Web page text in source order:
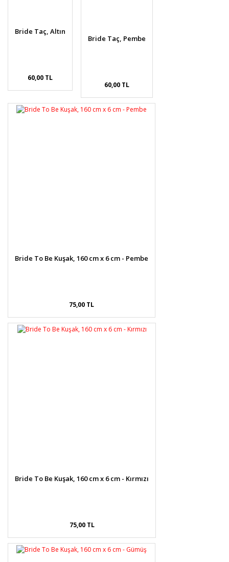
Ürün fiyatı diğer sitelerden daha pahalı.
Bride Taç, Altın
60,00 TL
Bride Taç, Pembe
60,00 TL
Bride To Be Kuşak, 160 cm x 6 cm - Pembe
75,00 TL
Bride To Be Kuşak, 160 cm x 6 cm - Kırmızı
75,00 TL